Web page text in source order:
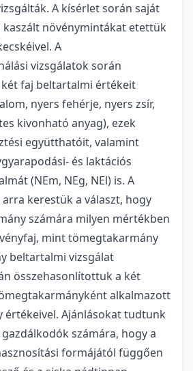
A kísérlet során saját
kaszált növénymintákat etettük
A
vizsgálatok során
faj beltartalmi értékeit
nyers fehérje, nyers zsír,
kivonható anyag), ezek
együtthatóit, valamint
és laktációs
(NEm, NEg, NEl) is. A
kerestük a választ, hogy
számára milyen mértékben
mint tömegtakarmány
beltartalmi vizsgálat
összehasonlítottuk a két
alkalmazott
értékeivel. Ajánlásokat tudtunk
számára, hogy a
formájától függően